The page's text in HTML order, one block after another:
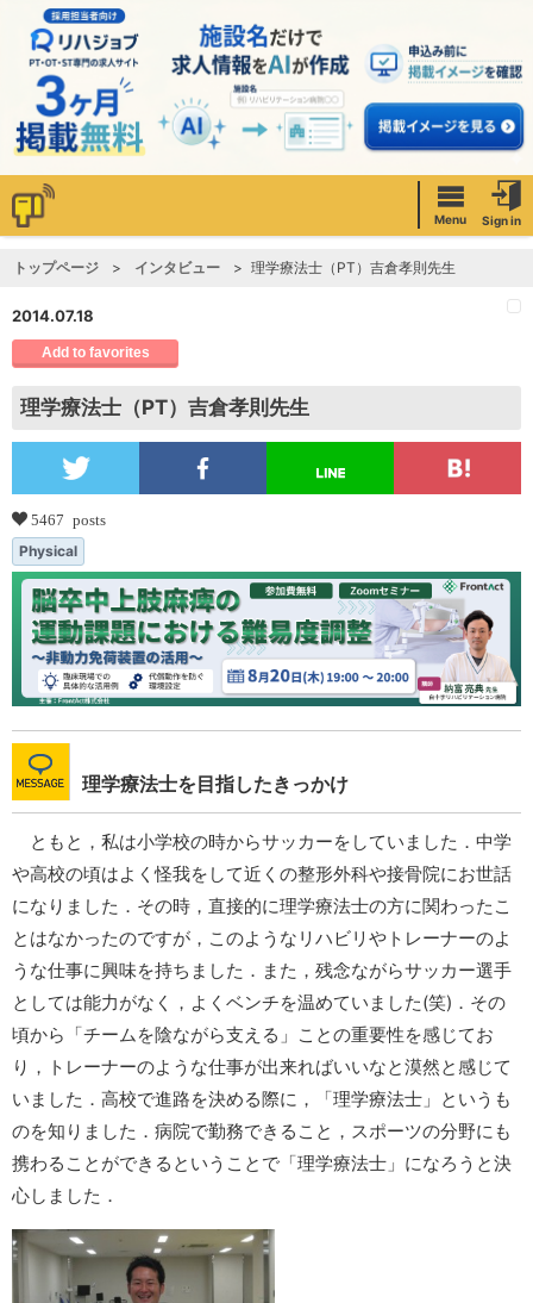
Menu Sign in
トップページ インタビュー 理学療法士（PT）吉倉孝則先生
2014.07.18
Add to favorites
理学療法士（PT）吉倉孝則先生
5467 posts
Physical
理学療法士を目指したきっかけ
ともと，私は小学校の時からサッカーをしていました．中学
や高校の頃はよく怪我をして近くの整形外科や接骨院にお世話
になりました．その時，直接的に理学療法士の方に関わったこ
とはなかったのですが，このようなリハビリやトレーナーのよ
うな仕事に興味を持ちました．また，残念ながらサッカー選手
としては能力がなく，よくベンチを温めていました(笑)．その
頃から「チームを陰ながら支える」ことの重要性を感じてお
り，トレーナーのような仕事が出来ればいいなと漠然と感じて
いました．高校で進路を決める際に，「理学療法士」というも
のを知りました．病院で勤務できること，スポーツの分野にも
携わることができるということで「理学療法士」になろうと決
心しました．